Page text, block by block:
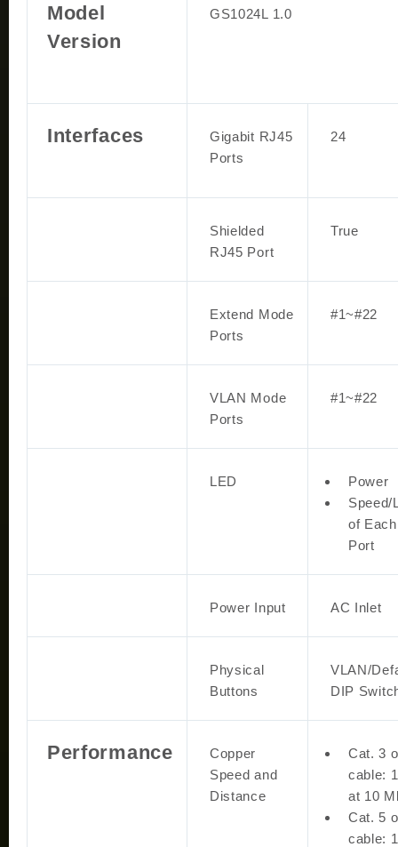
Model
Version
GS1024L 1.0
Interfaces
Gigabit RJ45
Ports
24
Shielded
RJ45 Port
True
Extend Mode
Ports
#1~#22
VLAN Mode
Ports
#1~#22
LED
Power
Speed/
of
Port
Power Input AC Inlet
Physical
Buttons
VLAN/
DIP
Performance
Copper
Speed and
Distance
Cat. 3
cable:
at 10
Cat. 5
cable: